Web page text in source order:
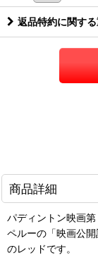
返品特約に関す
商品詳細
パディントン映画
ペルーの「映画公
のレッドです。